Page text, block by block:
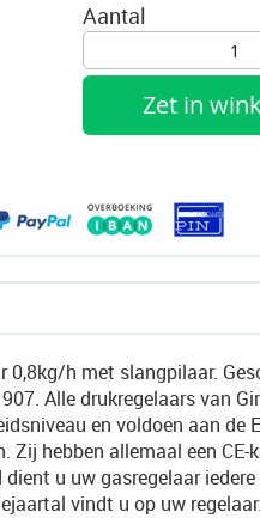
Aantal
Zet in
0,8kg/h met slangpilaar.
Alle drukregelaars van
en voldoen aan de
Zij hebben allemaal een CE-
u uw gasregelaar
vindt u op uw